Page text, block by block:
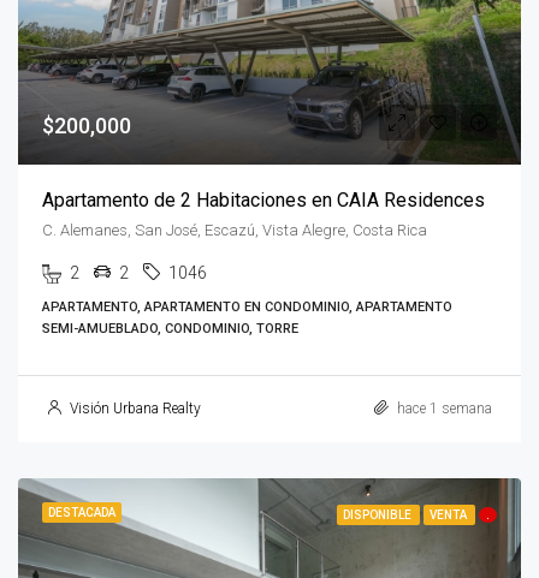
$200,000
Apartamento de 2 Habitaciones en CAIA Residences
C. Alemanes, San José, Escazú, Vista Alegre, Costa Rica
2 2 1046
APARTAMENTO, APARTAMENTO EN CONDOMINIO, APARTAMENTO
SEMI-AMUEBLADO, CONDOMINIO, TORRE
Visión Urbana Realty hace 1 semana
DESTACADA DISPONIBLE VENTA